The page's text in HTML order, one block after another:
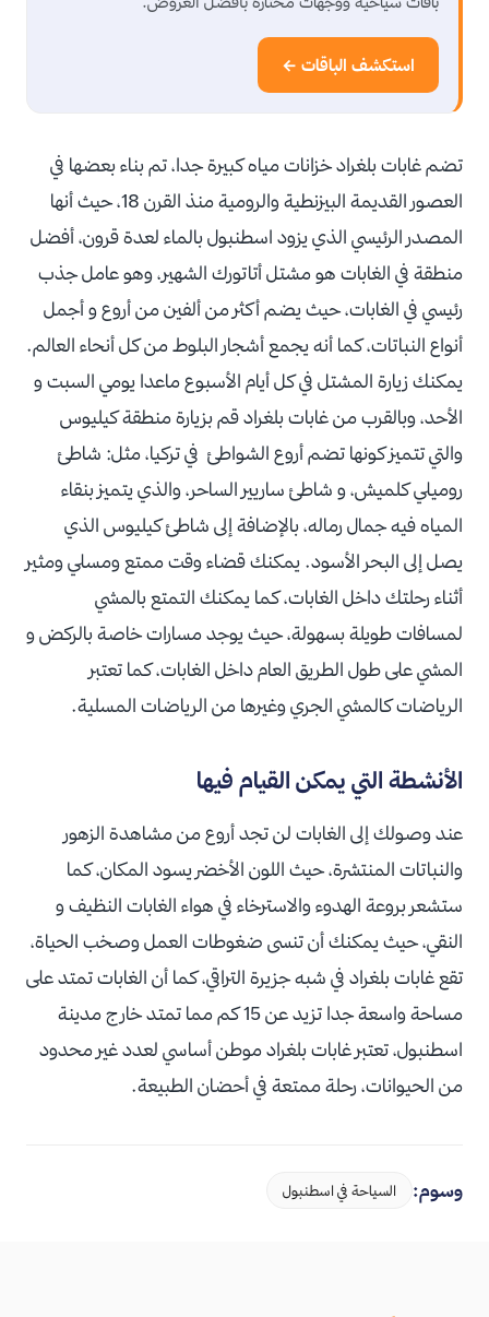
استكشف الباقات ←
تضم غابات بلغراد خزانات مياه كبيرة جدا، تم بناء بعضها في
العصور القديمة البيزنطية والرومية منذ القرن 18، حيث أنها
المصدر الرئيسي الذي يزود اسطنبول بالماء لعدة قرون، أفضل
منطقة في الغابات هو مشتل أتاتورك الشهير، وهو عامل جذب
رئيسي في الغابات، حيث يضم أكثر من ألفين من أروع و أجمل
أنواع النباتات، كما أنه يجمع أشجار البلوط من كل أنحاء العالم.
يمكنك زيارة المشتل في كل أيام الأسبوع ماعدا يومي السبت و
الأحد، وبالقرب من غابات بلغراد قم بزيارة منطقة كيليوس
والتي تتميز كونها تضم أروع الشواطئ في تركيا، مثل: شاطئ
روميلي كلميش، و شاطئ ساريير الساحر، والذي يتميز بنقاء
المياه فيه جمال رماله، بالإضافة إلى شاطئ كيليوس الذي
يصل إلى البحر الأسود. يمكنك قضاء وقت ممتع ومسلي ومثير
أثناء رحلتك داخل الغابات، كما يمكنك التمتع بالمشي
لمسافات طويلة بسهولة، حيث يوجد مسارات خاصة بالركض و
المشي على طول الطريق العام داخل الغابات، كما تعتبر
الرياضات كالمشي الجري وغيرها من الرياضات المسلية.
الأنشطة التي يمكن القيام فيها
عند وصولك إلى الغابات لن تجد أروع من مشاهدة الزهور
والنباتات المنتشرة، حيث اللون الأخضر يسود المكان، كما
ستشعر بروعة الهدوء والاسترخاء في هواء الغابات النظيف و
النقي، حيث يمكنك أن تنسى ضغوطات العمل وصخب الحياة،
تقع غابات بلغراد في شبه جزيرة التراقي، كما أن الغابات تمتد على
مساحة واسعة جدا تزيد عن 15 كم مما تمتد خارج مدينة
اسطنبول، تعتبر غابات بلغراد موطن أساسي لعدد غير محدود
من الحيوانات، رحلة ممتعة في أحضان الطبيعة.
وسوم: السياحة في اسطنبول